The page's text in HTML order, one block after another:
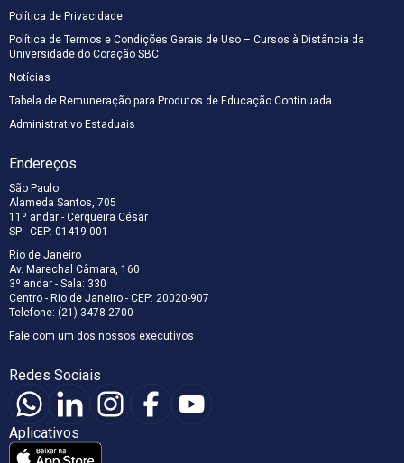
Política de Privacidade
Política de Termos e Condições Gerais de Uso – Cursos à Distância da
Universidade do Coração SBC
Notícias
Tabela de Remuneração para Produtos de Educação Continuada
Administrativo Estaduais
Endereços
São Paulo
Alameda Santos, 705
11º andar - Cerqueira César
SP - CEP: 01419-001
Rio de Janeiro
Av. Marechal Câmara, 160
3º andar - Sala: 330
Centro - Rio de Janeiro - CEP: 20020-907
Telefone: (21) 3478-2700
Fale com um dos nossos executivos
Redes Sociais
Aplicativos